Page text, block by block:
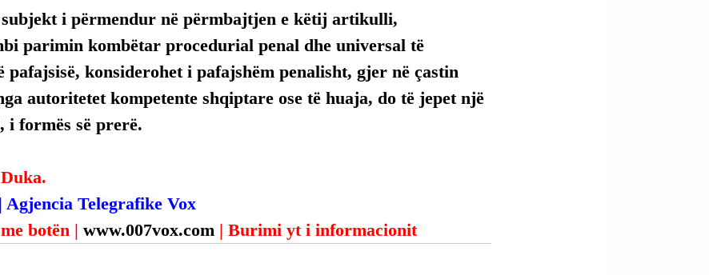
i përmendur në përmbajtjen e këtij artikulli,
parimin kombëtar procedurial penal dhe universal të
pafajsisë, konsiderohet i pafajshëm penalisht, gjer në çastin
autoritetet kompetente shqiptare ose të huaja, do të jepet një
i formës së prerë.
Telegrafike Vox
botën | www.007vox.com | Burimi yt i informacionit